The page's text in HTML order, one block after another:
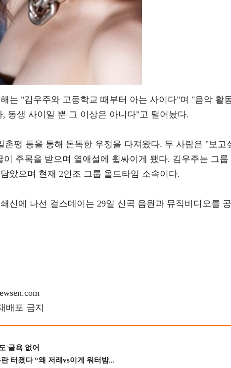
는 "김우주와 고등학교 때부터 아는 사이다"며 "음악 활
동생 사이일 뿐 그 이상은 아니다"고 털어놨다.
촌평 등을 통해 돈독한 우정을 다져왔다. 두 사람은 "보고
주목을 받으며 열애설에 휩싸이게 됐다. 김우주는 그룹
았으며 현재 2인조 그룹 올드타임 소속이다.
신에 나선 걸스데이는 29일 신곡 음원과 뮤직비디오를 공
배포 금지
굴욕 없어
터졌다 “왜 저래vs이게 워터밤...